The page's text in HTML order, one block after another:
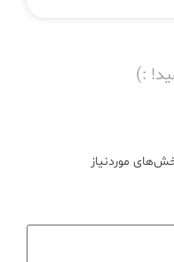
:)
موردنیاز